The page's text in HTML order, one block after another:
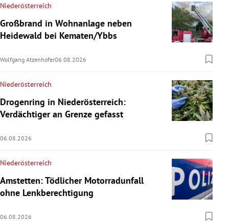
Niederösterreich
Großbrand in Wohnanlage neben
Heidewald bei Kematen/Ybbs
Wolfgang Atzenhofer06.08.2026
Niederösterreich
Drogenring in Niederösterreich:
Verdächtiger an Grenze gefasst
06.08.2026
Niederösterreich
Amstetten: Tödlicher Motorradunfall
ohne Lenkberechtigung
06.08.2026